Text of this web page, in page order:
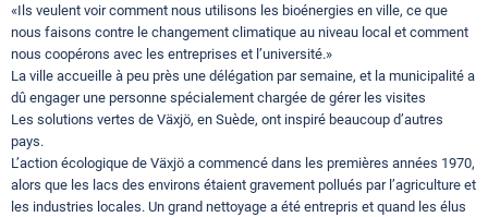
«Ils veulent voir comment nous utilisons les bioénergies en ville, ce que
nous faisons contre le changement climatique au niveau local et comment
nous coopérons avec les entreprises et l’université.»
La ville accueille à peu près une délégation par semaine, et la municipalité a
dû engager une personne spécialement chargée de gérer les visites
Les solutions vertes de Växjö, en Suède, ont inspiré beaucoup d’autres
pays.
L’action écologique de Växjö a commencé dans les premières années 1970,
alors que les lacs des environs étaient gravement pollués par l’agriculture et
les industries locales. Un grand nettoyage a été entrepris et quand les élus